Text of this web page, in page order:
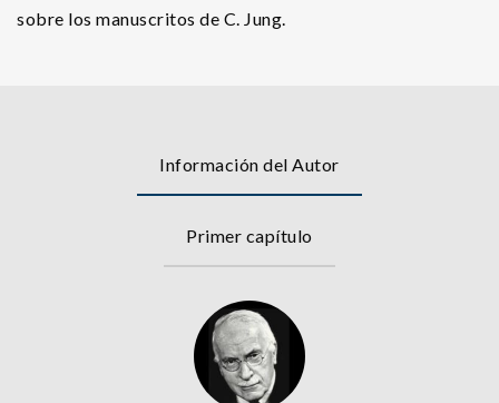
sobre los manuscritos de C. Jung.
Información del Autor
Primer capítulo